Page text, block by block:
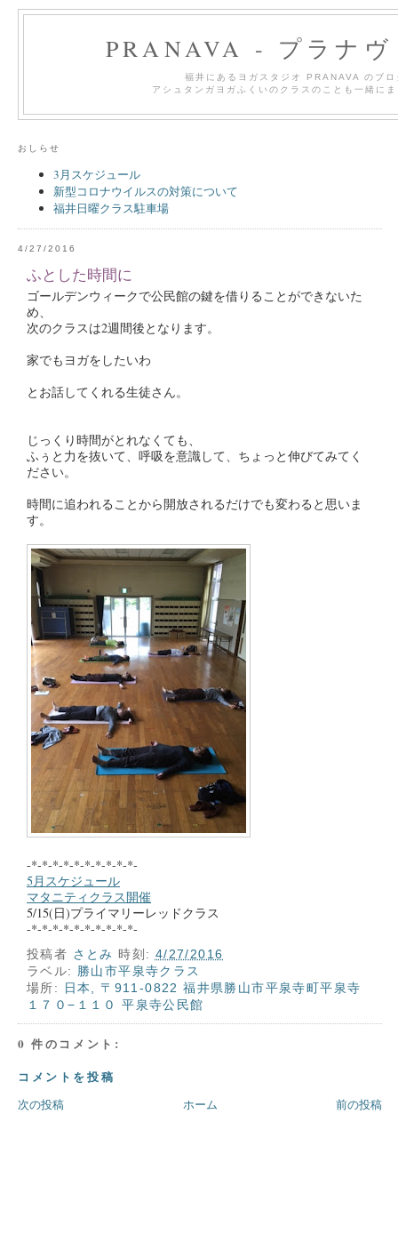
PRANAVA - プラナ
福井にあるヨガスタジオ PRANAVA のブロ
アシュタンガヨガふくいのクラスのことも一緒に
おしらせ
3月スケジュール
新型コロナウイルスの対策について
福井日曜クラス駐車場
4/27/2016
ふとした時間に
ゴールデンウィークで公民館の鍵を借りることができないた
め、
次のクラスは2週間後となります。
家でもヨガをしたいわ
とお話してくれる生徒さん。
じっくり時間がとれなくても、
ふぅと力を抜いて、呼吸を意識して、ちょっと伸びてみてく
ださい。
時間に追われることから開放されるだけでも変わると思いま
す。
-*-*-*-*-*-*-*-*-*-*-
5月スケジュール
マタニティクラス開催
5/15(日)プライマリーレッドクラス
-*-*-*-*-*-*-*-*-*-*-
投稿者 さとみ 時刻: 4/27/2016
ラベル: 勝山市平泉寺クラス
場所:
日本, 〒911-0822 福井県勝山市平泉寺町平泉寺
１７０−１１０ 平泉寺公民館
0 件のコメント:
コメントを投稿
次の投稿 前の投稿
ホーム